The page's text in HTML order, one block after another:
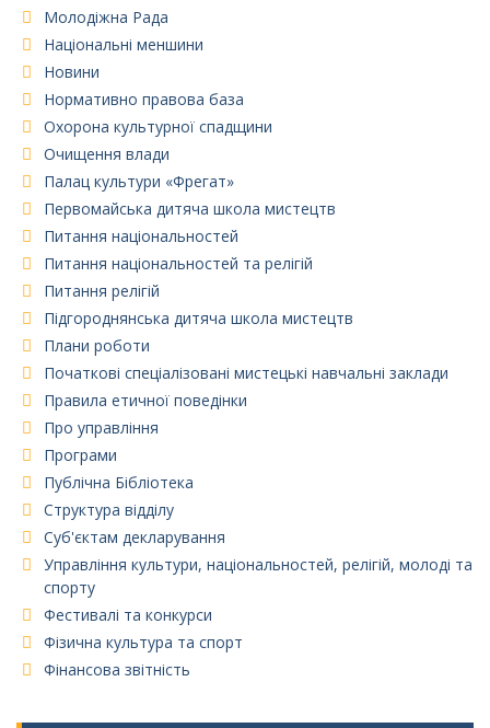
Молодіжна Рада
Національні меншини
Новини
Нормативно правова база
Охорона культурної спадщини
Очищення влади
Палац культури «Фрегат»
Первомайська дитяча школа мистецтв
Питання національностей
Питання національностей та релігій
Питання релігій
Підгороднянська дитяча школа мистецтв
Плани роботи
Початкові спеціалізовані мистецькі навчальні заклади
Правила етичної поведінки
Про управління
Програми
Публічна Бібліотека
Структура відділу
Суб'єктам декларування
Управління культури, національностей, релігій, молоді та
спорту
Фестивалі та конкурси
Фізична культура та спорт
Фінансова звітність